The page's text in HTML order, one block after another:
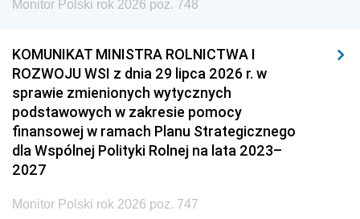
Monitor Polski rok 2026 poz. 748
KOMUNIKAT MINISTRA ROLNICTWA I
ROZWOJU WSI z dnia 29 lipca 2026 r. w
sprawie zmienionych wytycznych
podstawowych w zakresie pomocy
finansowej w ramach Planu Strategicznego
dla Wspólnej Polityki Rolnej na lata 2023–
2027
Monitor Polski rok 2026 poz. 747